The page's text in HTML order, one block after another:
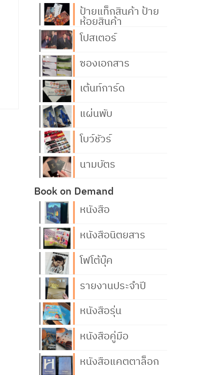
ป้ายแท็กสินค้า ป้าย
ห้อยสินค้า
โปสเตอร์
ซองเอกสาร
เต้นท์การ์ด
แผ่นพับ
โบว์ชัวร์
นามบัตร
Book on Demand
หนังสือ
หนังสือนิตยสาร
โฟโต้บุ๊ค
รายงานประจำปี
หนังสือรุ่น
หนังสือคู่มือ
หนังสือแคตตาล็อก